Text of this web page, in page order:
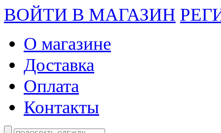
ВОЙТИ В МАГАЗИН
О магазине
Доставка
Оплата
Контакты